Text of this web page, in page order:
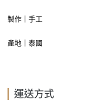
製作 ｜手工
產地｜泰國
運送方式